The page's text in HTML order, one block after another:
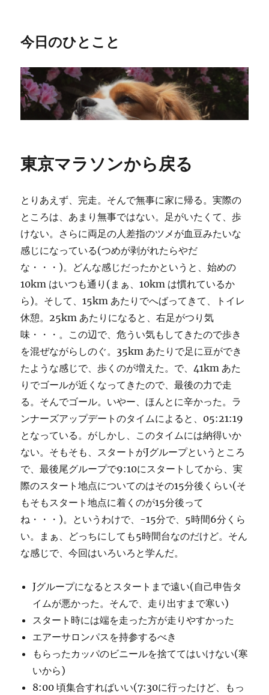
今日のひとこと
東京マラソンから戻る
とりあえず、完走。そんで無事に家に帰る。実際の
ところは、あまり無事ではない。足がいたくて、歩
けない。さらに両足の人差指のツメが血豆みたいな
感じになっている(つめが剥がれたらやだ
な・・・)。どんな感じだったかというと、始めの
10km はいつも通り(まぁ、10km は慣れているか
ら)。そして、15km あたりでへばってきて、トイレ
休憩。25km あたりになると、右足がつり気
味・・・。この辺で、危うい気もしてきたので歩き
を混ぜながらしのぐ。35km あたりで足に豆ができ
たような感じで、歩くのが増えた。で、41km あた
りでゴールが近くなってきたので、最後の力で走
る。そんでゴール。いやー、ほんとに辛かった。ラ
ンナーズアップデートのタイムによると、05:21:19
となっている。がしかし、このタイムには納得いか
ない。そもそも、スタートがJグループというところ
で、最後尾グループで9:10にスタートしてから、実
際のスタート地点についてのはその15分後くらい(そ
もそもスタート地点に着くのが15分後って
ね・・・)。というわけで、-15分で、5時間6分くら
い。まぁ、どっちにしても5時間台なのだけど。そん
な感じで、今回はいろいろと学んだ。
Jグループになるとスタートまで遠い(自己申告タ
イムが悪かった。そんで、走り出すまで寒い)
スタート時には端を走った方が走りやすかった
エアーサロンパスを持参するべき
もらったカッパのビニールを捨ててはいけない(寒
いから)
8:00 頃集合すればいい(7:30に行ったけど、もっ